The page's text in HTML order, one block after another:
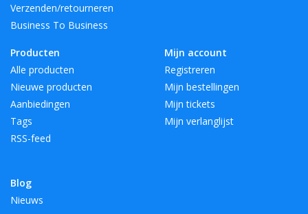
Verzenden/retourneren
Business To Business
Producten
Alle producten
Nieuwe producten
Aanbiedingen
Tags
RSS-feed
Blog
Nieuws
Mijn account
Registreren
Mijn bestellingen
Mijn tickets
Mijn verlanglijst